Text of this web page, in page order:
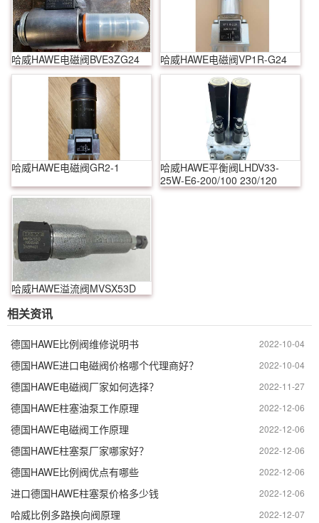
哈威HAWE电磁阀BVE3ZG24 哈威HAWE电磁阀VP1R-G24
哈威HAWE电磁阀GR2-1
哈威HAWE平衡阀LHDV33-
25W-E6-200/100 230/120
哈威HAWE溢流阀MVSX53D
相关资讯
2022-10-04
德国HAWE比例阀维修说明书
2022-10-04
德国HAWE进口电磁阀价格哪个代理商好？
2022-11-27
德国HAWE电磁阀厂家如何选择？
2022-12-06
德国HAWE柱塞油泵工作原理
2022-12-06
德国HAWE电磁阀工作原理
2022-12-06
德国HAWE柱塞泵厂家哪家好？
2022-12-06
德国HAWE比例阀优点有哪些
2022-12-06
进口德国HAWE柱塞泵价格多少钱
2022-12-07
哈威比例多路换向阀原理